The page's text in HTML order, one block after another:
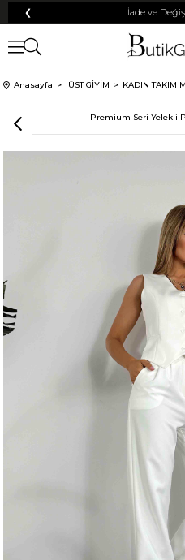
❮ İade ve
Anasayfa ÜST GİYİM KADIN TAKIM
Premium Seri Yelekli